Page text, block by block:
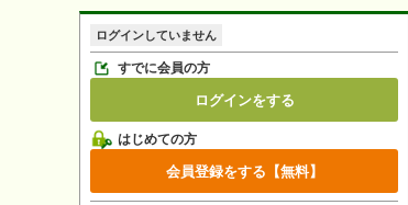
北
海
道
東
北
青森
秋田
岩手
宮城
山形
福島
関
東
東京
埼玉
神奈川
千葉
茨城
栃木
群馬
信
州・
北
新潟
富山
石川
福井
長野
山梨
東
海
静岡
愛知
岐阜
三重
関
西
大阪
兵庫
京都
滋賀
奈良
和歌山
中
国・
四
鳥取
岡山
島根
広島
山口
香川
徳島
愛媛
高知
九
州
福岡
佐賀
長崎
熊本
大分
宮崎
鹿児島
沖縄
ログインしていません
すでに会員の方
ログインをする
はじめての方
会員登録をする【無料】